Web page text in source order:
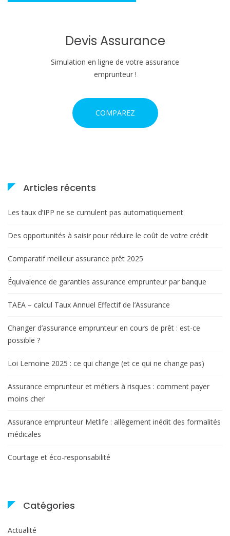
Devis Assurance
Simulation en ligne de votre assurance
emprunteur !
COMPAREZ
Articles récents
Les taux d’IPP ne se cumulent pas automatiquement
Des opportunités à saisir pour réduire le coût de votre crédit
Comparatif meilleur assurance prêt 2025
Équivalence de garanties assurance emprunteur par banque
TAEA – calcul Taux Annuel Effectif de l’Assurance
Changer d’assurance emprunteur en cours de prêt : est-ce
possible ?
Loi Lemoine 2025 : ce qui change (et ce qui ne change pas)
Assurance emprunteur et métiers à risques : comment payer
moins cher
Assurance emprunteur Metlife : allègement inédit des formalités
médicales
Courtage et éco-responsabilité
Catégories
Actualité